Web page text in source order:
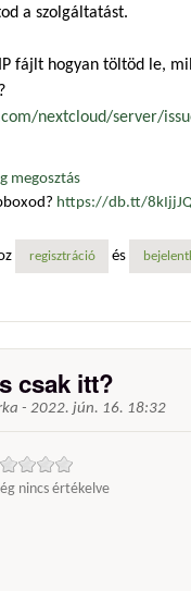
a szolgáltatást.
fájlt hogyan töltöd le,
nextcloud/server/
megosztás
https://db.tt/
regisztráció és
csak itt?
- 2022. jún. 16. 18:32
nincs értékelve